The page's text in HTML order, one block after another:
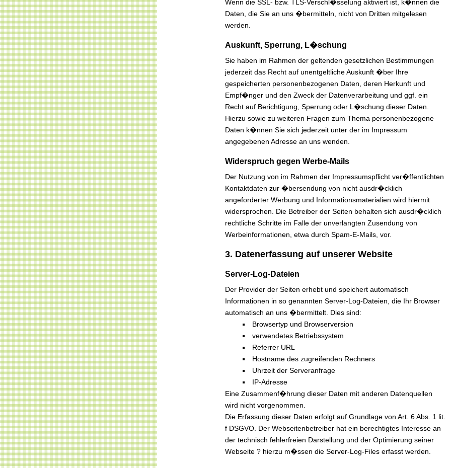
Wenn die SSL- bzw. TLS-Verschl�sselung aktiviert ist, k�nnen die
Daten, die Sie an uns �bermitteln, nicht von Dritten mitgelesen
werden.
Auskunft, Sperrung, L�schung
Sie haben im Rahmen der geltenden gesetzlichen Bestimmungen
jederzeit das Recht auf unentgeltliche Auskunft �ber Ihre
gespeicherten personenbezogenen Daten, deren Herkunft und
Empf�nger und den Zweck der Datenverarbeitung und ggf. ein
Recht auf Berichtigung, Sperrung oder L�schung dieser Daten.
Hierzu sowie zu weiteren Fragen zum Thema personenbezogene
Daten k�nnen Sie sich jederzeit unter der im Impressum
angegebenen Adresse an uns wenden.
Widerspruch gegen Werbe-Mails
Der Nutzung von im Rahmen der Impressumspflicht ver�ffentlichten
Kontaktdaten zur �bersendung von nicht ausdr�cklich
angeforderter Werbung und Informationsmaterialien wird hiermit
widersprochen. Die Betreiber der Seiten behalten sich ausdr�cklich
rechtliche Schritte im Falle der unverlangten Zusendung von
Werbeinformationen, etwa durch Spam-E-Mails, vor.
3. Datenerfassung auf unserer Website
Server-Log-Dateien
Der Provider der Seiten erhebt und speichert automatisch
Informationen in so genannten Server-Log-Dateien, die Ihr Browser
automatisch an uns �bermittelt. Dies sind:
Browsertyp und Browserversion
verwendetes Betriebssystem
Referrer URL
Hostname des zugreifenden Rechners
Uhrzeit der Serveranfrage
IP-Adresse
Eine Zusammenf�hrung dieser Daten mit anderen Datenquellen
wird nicht vorgenommen.
Die Erfassung dieser Daten erfolgt auf Grundlage von Art. 6 Abs. 1 lit.
f DSGVO. Der Webseitenbetreiber hat ein berechtigtes Interesse an
der technisch fehlerfreien Darstellung und der Optimierung seiner
Webseite ? hierzu m�ssen die Server-Log-Files erfasst werden.